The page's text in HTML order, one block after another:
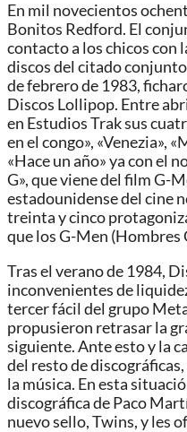
En mil novecientos
Bonitos Redford. El
contacto a los chicos con
discos del citado
de febrero de 1983,
Discos Lollipop. Entre
en Estudios Trak sus
en el congo», «Venezia»,
«Hace un año» ya con el
G», que viene del film G-
estadounidense del cine
treinta y cinco
que los G-Men (Hombres
Tras el verano de 1984,
inconvenientes de
tercer fácil del grupo
propusieron retrasar la
siguiente. Ante esto y la
del resto de
la música. En esta
discográfica de Paco
nuevo sello, Twins, y les